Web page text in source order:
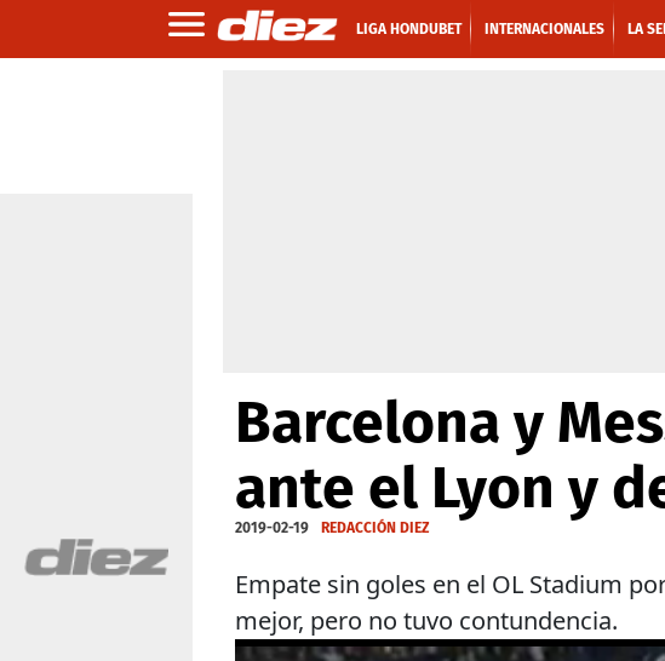
LIGA HONDUBET INTERNACIONALES LA
Barcelona y
ante el Lyon y
2019-02-19 REDACCIÓN DIEZ
Empate sin goles en el OL Stadium
mejor, pero no tuvo contundencia.